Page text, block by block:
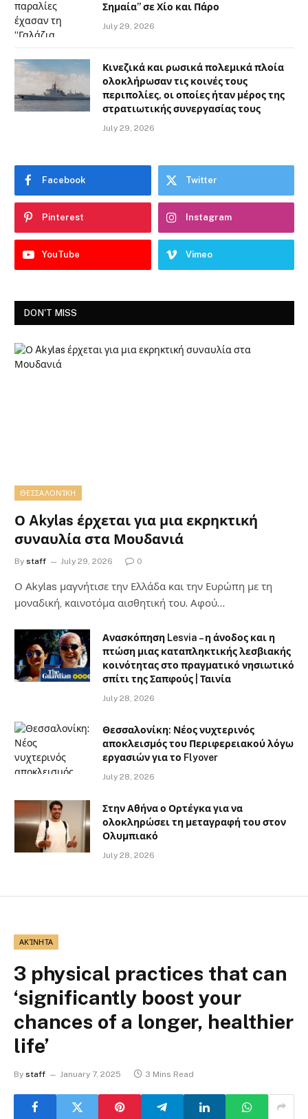
Σημαία” σε Χίο και Πάρο
July 29, 2026
Κινεζικά και ρωσικά πολεμικά πλοία
ολοκλήρωσαν τις κοινές τους
περιπολίες, οι οποίες ήταν μέρος της
στρατιωτικής συνεργασίας τους
July 29, 2026
Facebook Twitter
Pinterest Instagram
YouTube Vimeo
DON'T MISS
ΘΕΣΣΑΛΟΝΊΚΗ
Ο Akylas έρχεται για μια εκρηκτική
συναυλία στα Μουδανιά
By staff July 29, 2026 0
Ο Αkylas μαγνήτισε την Ελλάδα και την Ευρώπη με τη
μοναδική, καινοτόμα αισθητική του. Αφού…
Ανασκόπηση Lesvia – η άνοδος και η
πτώση μιας καταπληκτικής λεσβιακής
κοινότητας στο πραγματικό νησιωτικό
σπίτι της Σαπφούς | Ταινία
July 28, 2026
Θεσσαλονίκη: Νέος νυχτερινός
αποκλεισμός του Περιφερειακού λόγω
εργασιών για το Flyover
July 28, 2026
Στην Αθήνα ο Ορτέγκα για να
ολοκληρώσει τη μεταγραφή του στον
Ολυμπιακό
July 28, 2026
ΑΚΊΝΗΤΑ
3 physical practices that can
‘significantly boost your
chances of a longer, healthier
life’
By staff January 7, 2025 3 Mins Read